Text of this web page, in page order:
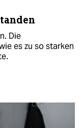
Die
es zu so starken